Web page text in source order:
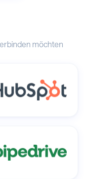
möchten